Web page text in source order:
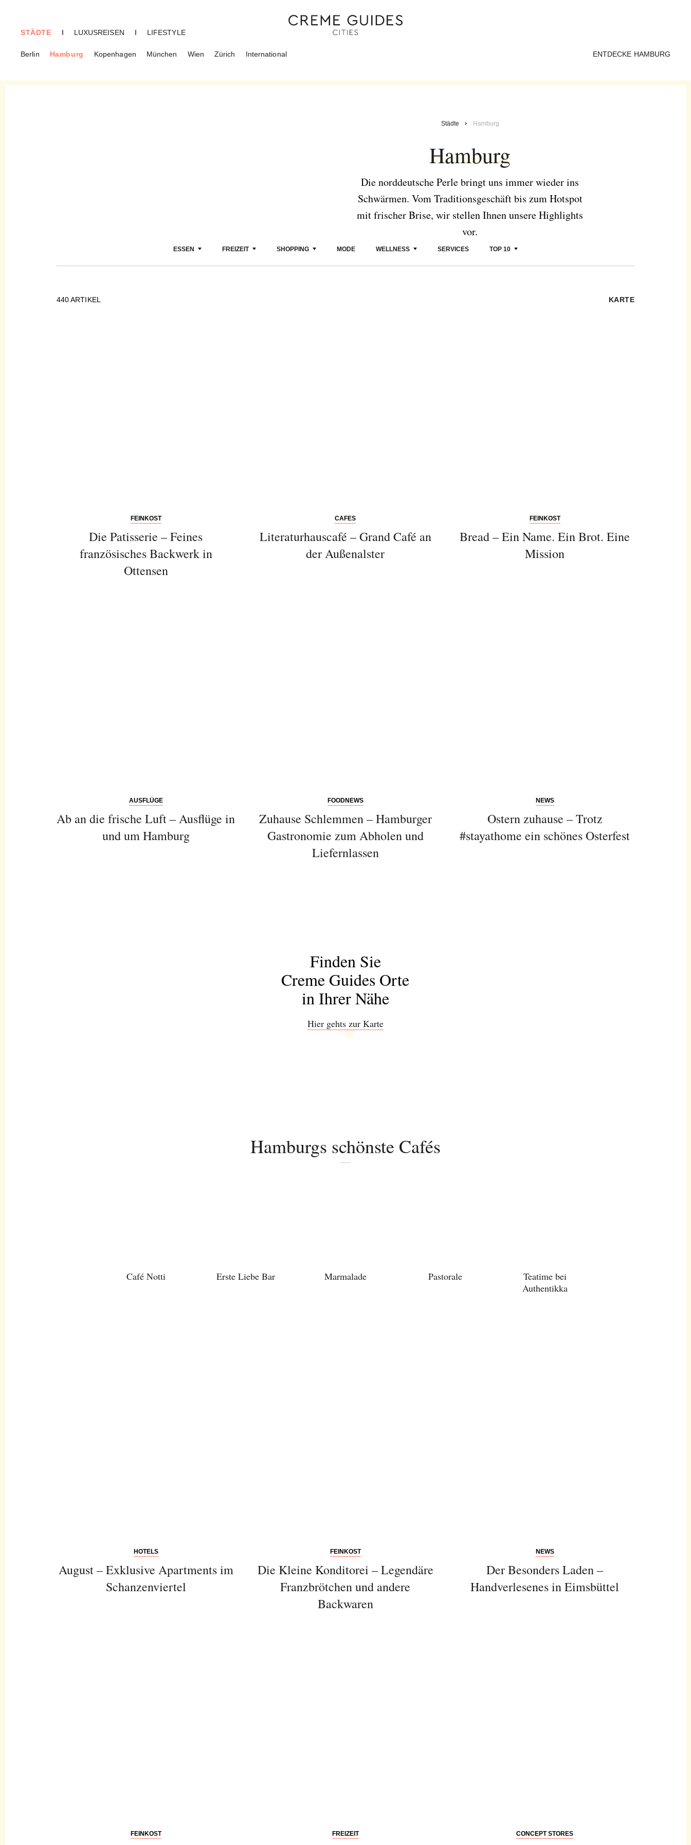
STÄDTE
Berlin Hamburg Kopenhagen München Wien Zürich International
I LUXUSREISEN I LIFESTYLE
ENTDECKE HAMBURG
Städte Hamburg
Hamburg
Die norddeutsche Perle bringt uns immer wieder ins
Schwärmen. Vom Traditionsgeschäft bis zum Hotspot
mit frischer Brise, wir stellen Ihnen unsere Highlights
vor.
ESSEN FREIZEIT SHOPPING MODE WELLNESS SERVICES TOP 10
440ARTIKEL KARTE
FEINKOST
Die Patisserie – Feines
französisches Backwerk in
Ottensen
CAFES
Literaturhauscafé – Grand Café an
der Außenalster
FEINKOST
Bread – Ein Name. Ein Brot. Eine
Mission
AUSFLÜGE
Ab an die frische Luft – Ausflüge in
und um Hamburg
FOODNEWS
Zuhause Schlemmen – Hamburger
Gastronomie zum Abholen und
Liefernlassen
NEWS
Ostern zuhause – Trotz
#stayathome ein schönes Osterfest
Finden Sie
Creme Guides Orte
in Ihrer Nähe
Hier gehts zur Karte
Hamburgs schönste Cafés
Café Notti Erste Liebe Bar Marmalade Pastorale
Teatime bei
Authentikka
HOTELS
August – Exklusive Apartments im
Schanzenviertel
FEINKOST
Die Kleine Konditorei – Legendäre
Franzbrötchen und andere
Backwaren
NEWS
Der Besonders Laden –
Handverlesenes in Eimsbüttel
FEINKOST FREIZEIT CONCEPT STORES